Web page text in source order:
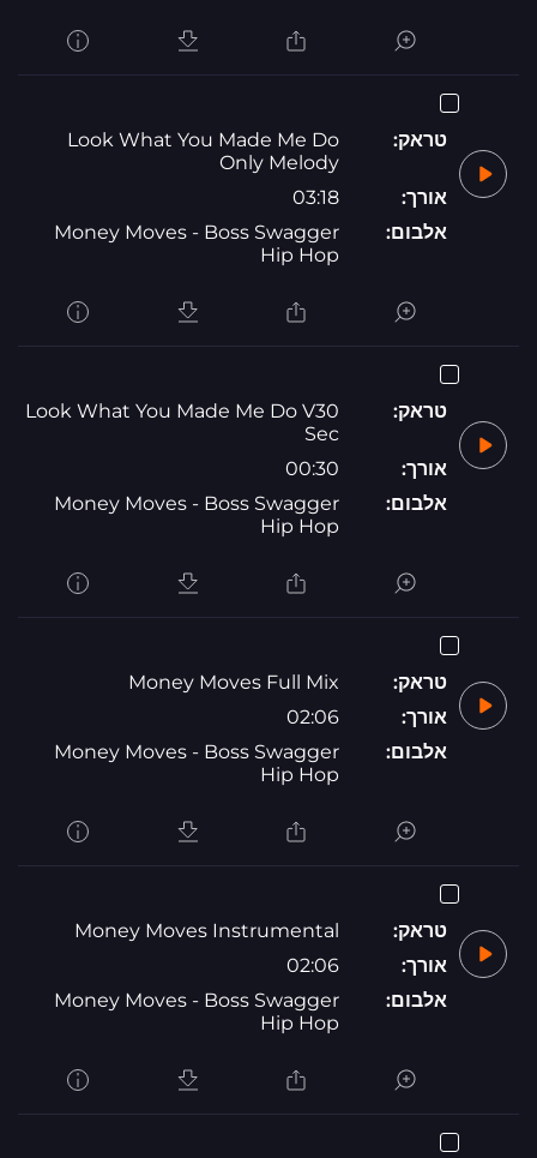
טראק:
Look What You Made Me Do
Only Melody
אורך:
03:18
אלבום:
Money Moves - Boss Swagger
Hip Hop
טראק:
Look What You Made Me Do V30
Sec
אורך:
00:30
אלבום:
Money Moves - Boss Swagger
Hip Hop
טראק:
Money Moves Full Mix
אורך:
02:06
אלבום:
Money Moves - Boss Swagger
Hip Hop
טראק:
Money Moves Instrumental
אורך:
02:06
אלבום:
Money Moves - Boss Swagger
Hip Hop